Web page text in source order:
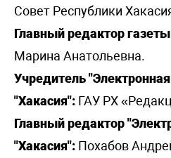
Совет Республики
Главный редактор
Марина Анатольевна.
Учредитель
"Хакасия": ГАУ РХ
Главный редактор
"Хакасия": Похабов